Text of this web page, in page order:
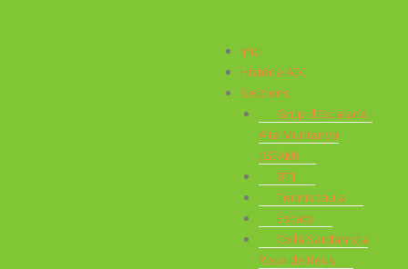
Inici
Història AEC
Seccions
Grup d’Escalada i
Alta Muntanya
(GEAM)
BTT
Tennis taula
Escacs
Colla Sardanista
Rosa de Reus